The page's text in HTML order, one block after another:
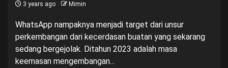
3 years ago Mimin
WhatsApp nampaknya menjadi target dari unsur
perkembangan dari kecerdasan buatan yang sekarang
sedang bergejolak. Ditahun 2023 adalah masa
keemasan mengembangan...